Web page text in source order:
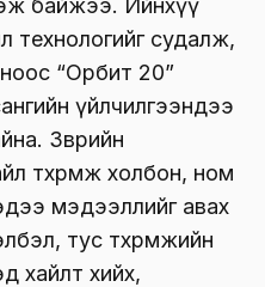
байжээ. Ийнхүү
технологийг судалж,
“Орбит 20”
сангийн үйлчилгээндээ
Зөөврийн
холбон, ном
мэдээллийг авах
тус төхөөрөмжийн
хайлт хийх,